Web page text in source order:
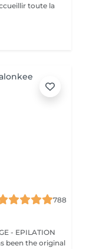
toute la
788
- EPILATION
been the original